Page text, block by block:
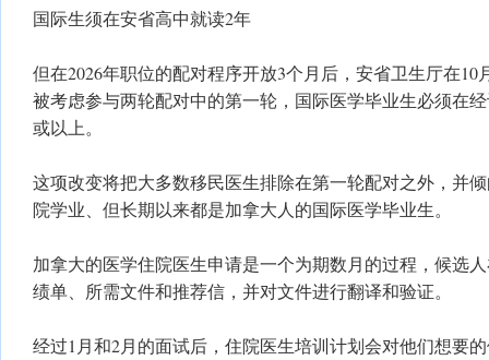
国际生须在安省高中就读2年
但在2026年职位的配对程序开放3个月后，安省卫生厅在10
被考虑参与两轮配对中的第一轮，国际医学毕业生必须在
或以上。
这项改变将把大多数移民医生排除在第一轮配对之外，并
院学业、但长期以来都是加拿大人的国际医学毕业生。
加拿大的医学住院医生申请是一个为期数月的过程，候选
绩单、所需文件和推荐信，并对文件进行翻译和验证。
经过1月和2月的面试后，住院医生培训计划会对他们想要